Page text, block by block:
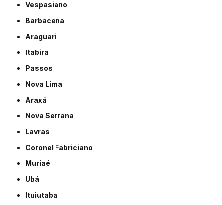
Vespasiano
Barbacena
Araguari
Itabira
Passos
Nova Lima
Araxá
Nova Serrana
Lavras
Coronel Fabriciano
Muriaé
Ubá
Ituiutaba